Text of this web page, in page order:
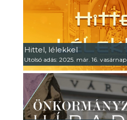
Hittel, lélekkel
Utolsó adás: 2025. már. 16. vasárnap